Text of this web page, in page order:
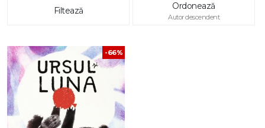
Filtează Ordonează
Autor descendent
-66%